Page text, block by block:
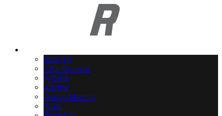
Abarth
Alfa Romeo
Alpina
Alpine
Aston Martin
Audi